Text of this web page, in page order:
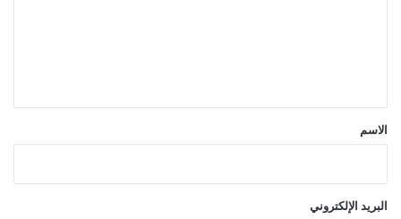
*الاسم
البريد الإلكتروني